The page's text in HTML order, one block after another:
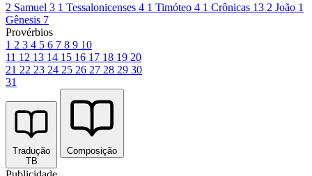
2 Samuel 3 1 Tessalonicenses 4 1 Timóteo 4 1 Crônicas 13 2 João 1
Gênesis 7
Provérbios
1 2 3 4 5 6 7 8 9 10
11 12 13 14 15 16 17 18 19 20
21 22 23 24 25 26 27 28 29 30
31
Tradução
TB
Composição